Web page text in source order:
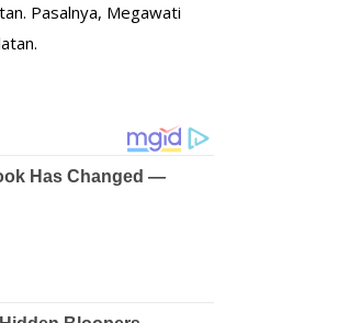
Pasalnya, Megawati